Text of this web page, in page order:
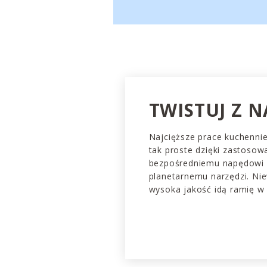
TWISTUJ Z
Najcięższe prace
tak proste dzięki
bezpośredniemu
planetarnemu narzędzi.
wysoka jakość idą ramię w